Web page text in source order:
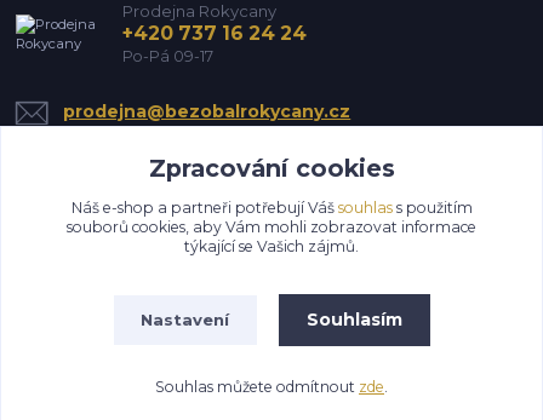
Prodejna Rokycany
+420 737 16 24 24
Po-Pá 09-17
prodejna@bezobalrokycany.cz
Upravit sběr cookies.
Vytvořeno na
Eshop-rychle.cz
Zpracování cookies
Náš e-shop a partneři potřebují Váš souhlass použitím
souborů cookies, aby Vám mohli zobrazovat informace
týkající se Vašich zájmů.
Nastavení Souhlasím
Souhlas můžete odmítnout zde